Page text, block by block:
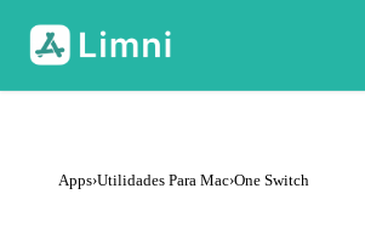
Apps›Utilidades Para Mac›One Switch